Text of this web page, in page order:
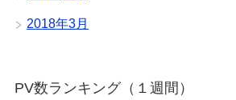
2018年3月
PV数ランキング（１週間）